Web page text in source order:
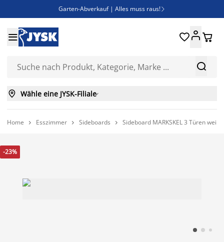
Garten-Abverkauf | Alles muss raus! 
Bist du Unternehmer? Entdecke JYSK-B2B
Esszimmerstuhl ADSLEV um nur 40€


 
 Wähle eine JYSK-Filiale
Home  Esszimmer  Sideboards  Sideboard MARKSKEL 3 Türen
-23%